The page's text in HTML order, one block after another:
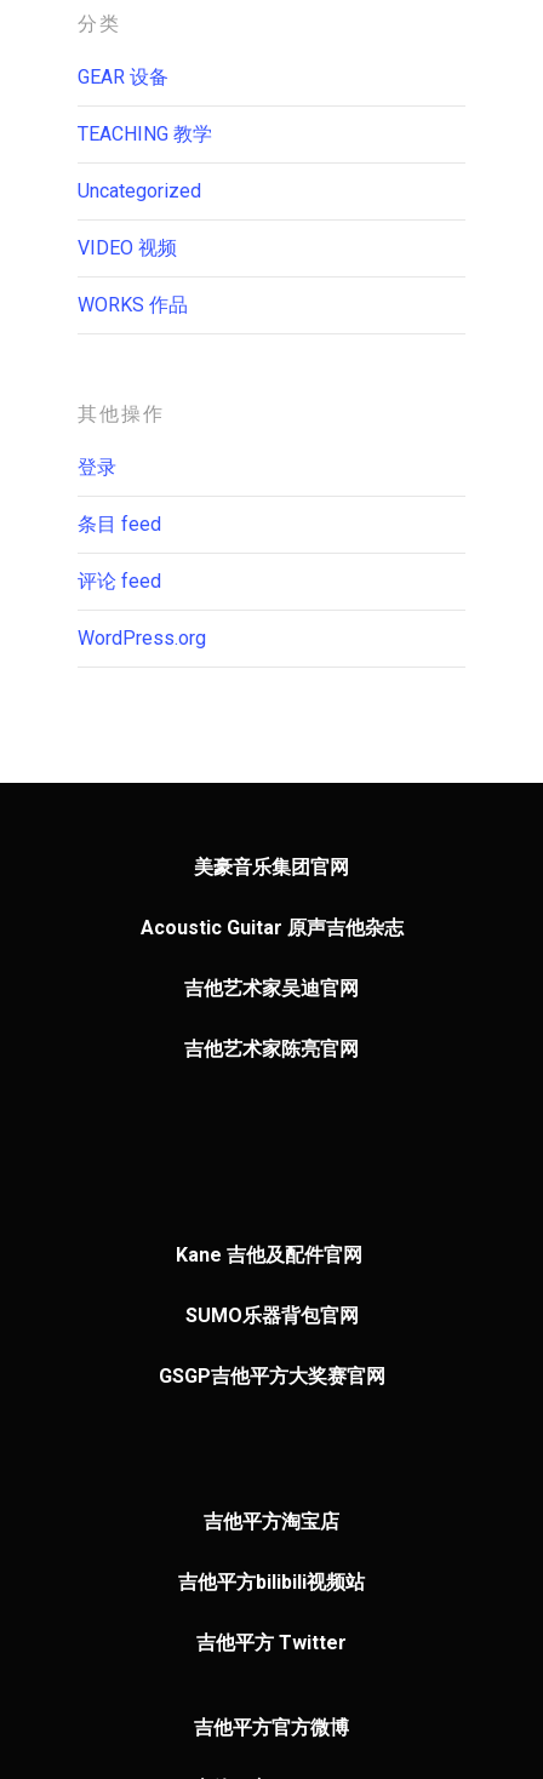
分类
GEAR 设备
TEACHING 教学
Uncategorized
VIDEO 视频
WORKS 作品
其他操作
登录
条目 feed
评论 feed
WordPress.org
美豪音乐集团官网
Acoustic Guitar 原声吉他杂志
吉他艺术家吴迪官网
吉他艺术家陈亮官网
Kane 吉他及配件官网
SUMO乐器背包官网
GSGP吉他平方大奖赛官网
吉他平方淘宝店
吉他平方bilibili视频站
吉他平方 Twitter
吉他平方官方微博